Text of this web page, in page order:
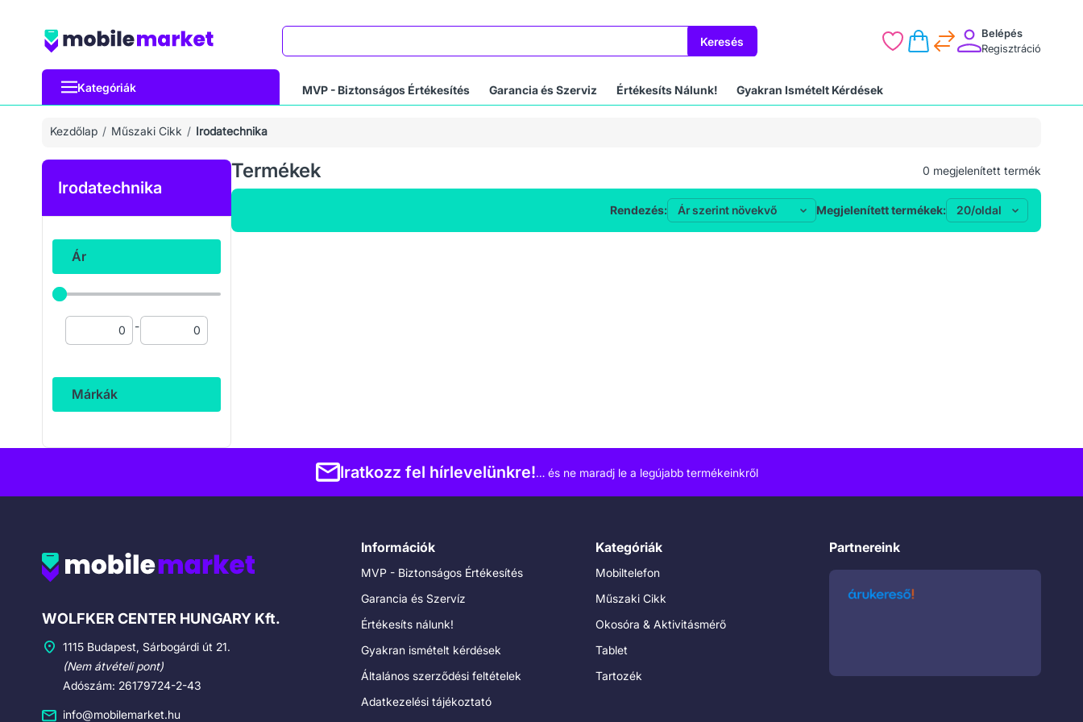
Keresés
Belépés
Regisztráció
Kategóriák MVP - Biztonságos Értékesítés Garancia és Szerviz Értékesíts Nálunk! Gyakran Ismételt Kérdések
Kezdőlap Műszaki Cikk Irodatechnika
Irodatechnika
Ár
-
Márkák
Termékek 0 megjelenített termék
Rendezés: Megjelenített termékek:
Iratkozz fel hírlevelünkre!… és ne maradj le a legújabb termékeinkről
Cégadatok
WOLFKER CENTER HUNGARY Kft.
1115 Budapest, Sárbogárdi út 21.
(Nem átvételi pont)
Adószám: 26179724-2-43
info@mobilemarket.hu
Információk
MVP - Biztonságos Értékesítés
Garancia és Szervíz
Értékesíts nálunk!
Gyakran ismételt kérdések
Általános szerződési feltételek
Adatkezelési tájékoztató
Kategóriák
Mobiltelefon
Műszaki Cikk
Okosóra & Aktivitásmérő
Tablet
Tartozék
Partnereink